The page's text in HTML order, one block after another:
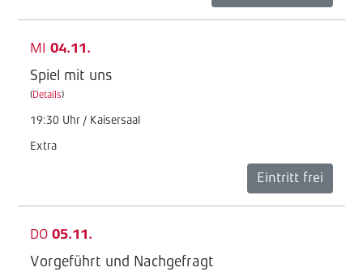
MI 04.11.
Spiel mit uns
(Details)
19:30 Uhr / Kaisersaal
Extra
Eintritt frei
DO 05.11.
Vorgeführt und Nachgefragt